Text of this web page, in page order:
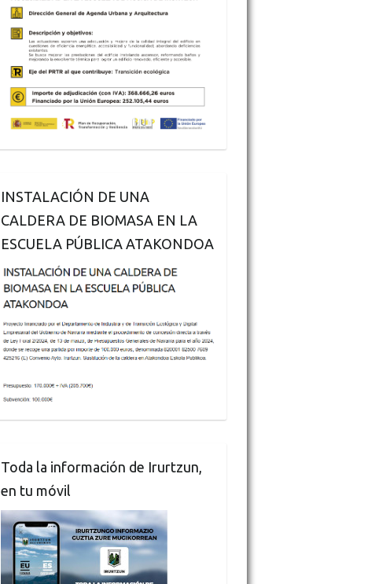
INSTALACIÓN DE UNA
CALDERA DE BIOMASA EN LA
ESCUELA PÚBLICA ATAKONDOA
Toda la información de Irurtzun,
en tu móvil